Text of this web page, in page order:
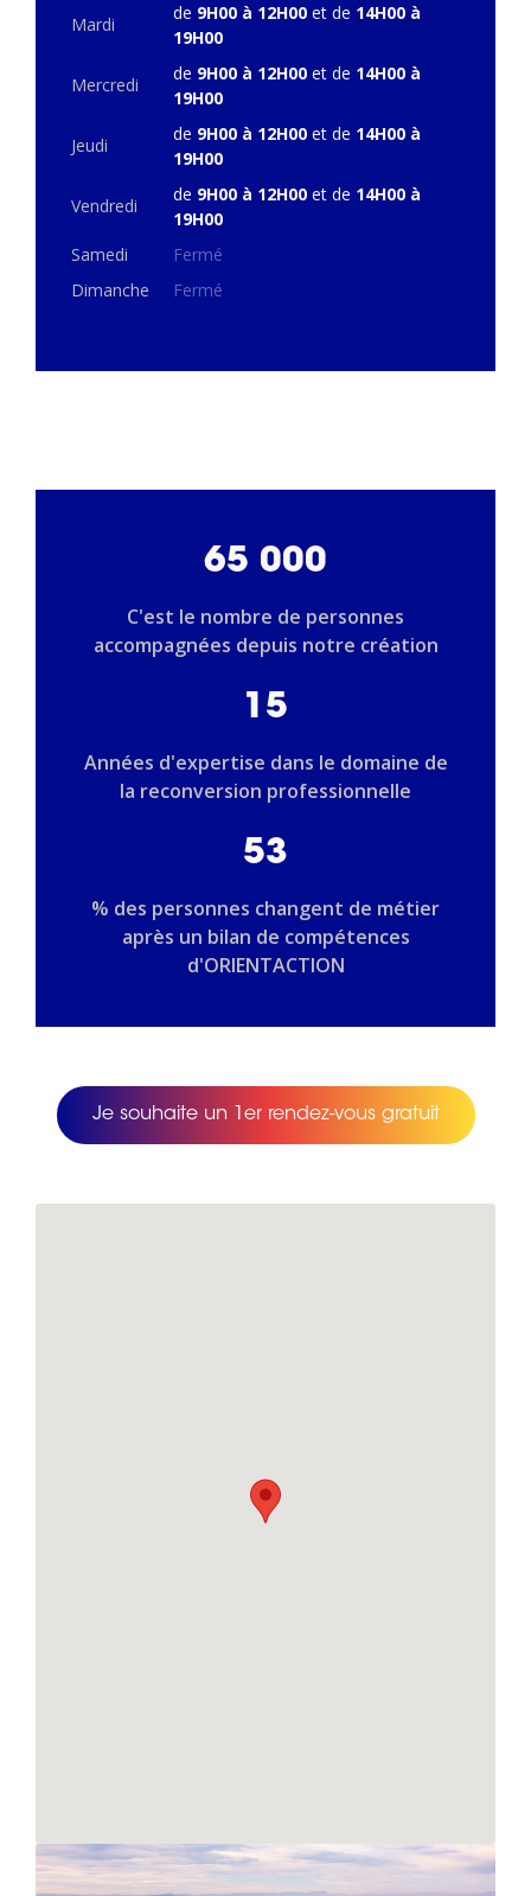
Mardi
de 9H00 à 12H00 et de 14H00 à
19H00
Mercredi
de 9H00 à 12H00 et de 14H00 à
19H00
Jeudi
de 9H00 à 12H00 et de 14H00 à
19H00
Vendredi
de 9H00 à 12H00 et de 14H00 à
19H00
Samedi
Fermé
Dimanche
Fermé
65 000
C'est le nombre de personnes
accompagnées depuis notre création
15
Années d'expertise dans le domaine de
la reconversion professionnelle
53
% des personnes changent de métier
après un bilan de compétences
d'ORIENTACTION
Je souhaite un 1er rendez-vous gratuit